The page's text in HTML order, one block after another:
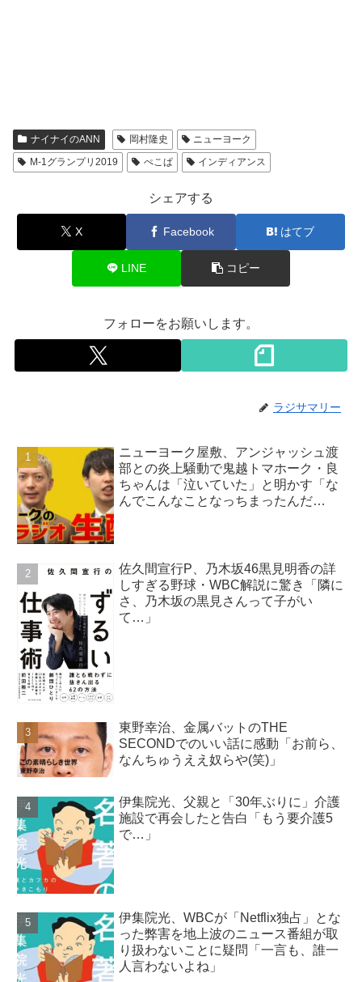
ナイナイのANN 岡村隆史
ニューヨーク
M-1グランプリ2019
ぺこぱ インディアンス
シェアする
X Facebook はてブ
LINE コピー
フォローをお願いします。
ラジサマリー
ニューヨーク屋敷、アンジャッシュ渡
部との炎上騒動で鬼越トマホーク・良
ちゃんは「泣いていた」と明かす「な
んでこんなことなっちまったんだ
佐久間宣行P、乃木坂46黒見明香の詳
しすぎる野球・WBC解説に驚き「隣に
さ、乃木坂の黒見さんって子がい
て…」
東野幸治、金属バットのTHE
SECONDでのいい話に感動「お前ら、
なんちゅうええ奴らや(笑)」
伊集院光、父親と「30年ぶりに」介護
施設で再会したと告白「もう要介護5
で…」
伊集院光、WBCが「Netflix独占」とな
った弊害を地上波のニュース番組が取
り扱わないことに疑問「一言も、誰一
人言わないよね」